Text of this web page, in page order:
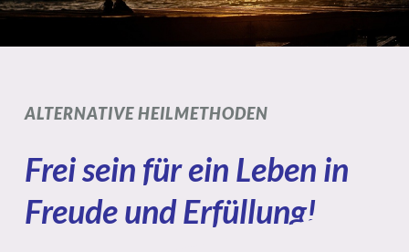
ALTERNATIVE HEILMETHODEN
Frei sein für ein Leben in
Freude und Erfüllung!